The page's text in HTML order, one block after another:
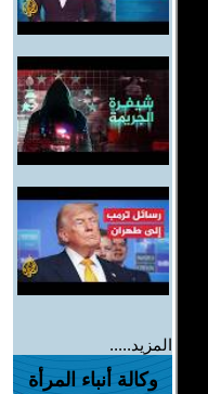
المزيد.....
وكالة أنباء المرأة